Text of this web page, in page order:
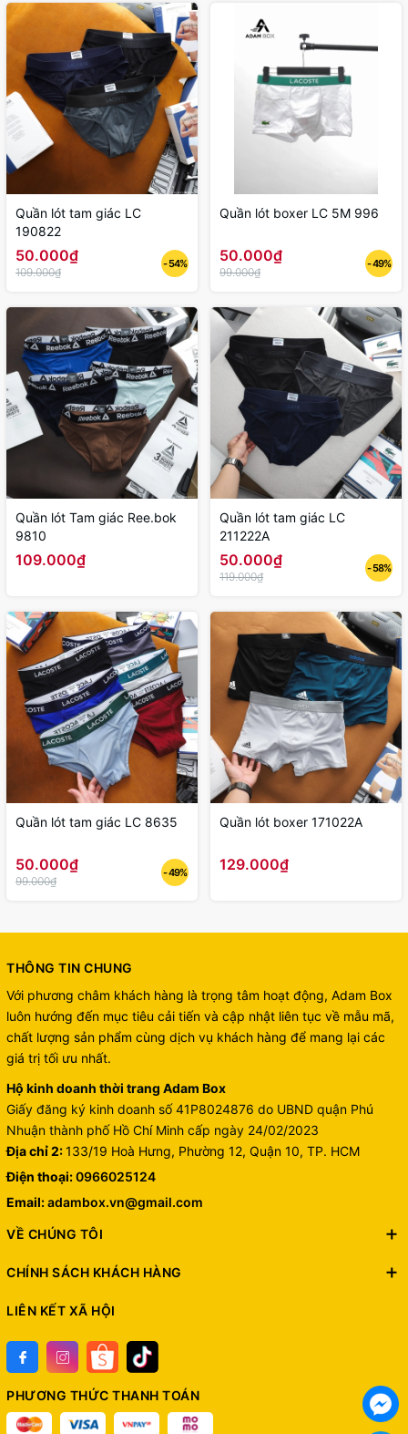
Quần lót tam giác LC
190822
50.000₫
109.000₫
- 54%
Quần lót boxer LC 5M 996
50.000₫
99.000₫
- 49%
Quần lót Tam giác Ree.bok
9810
109.000₫
Quần lót tam giác LC
211222A
50.000₫
119.000₫
- 58%
Quần lót tam giác LC 8635
50.000₫
99.000₫
- 49%
Quần lót boxer 171022A
129.000₫
THÔNG TIN CHUNG
Với phương châm khách hàng là trọng tâm hoạt động, Adam Box
luôn hướng đến mục tiêu cải tiến và cập nhật liên tục về mẫu mã,
chất lượng sản phẩm cùng dịch vụ khách hàng để mang lại các
giá trị tối ưu nhất.
Hộ kinh doanh thời trang Adam Box
Giấy đăng ký kinh doanh số 41P8024876 do UBND quận Phú
Nhuận thành phố Hồ Chí Minh cấp ngày 24/02/2023
Địa chỉ 2:133/19 Hoà Hưng, Phường 12, Quận 10, TP. HCM
Điện thoại:0966025124
Email:adambox.vn@gmail.com
VỀ CHÚNG TÔI
CHÍNH SÁCH KHÁCH HÀNG
LIÊN KẾT XÃ HỘI
PHƯƠNG THỨC THANH TOÁN